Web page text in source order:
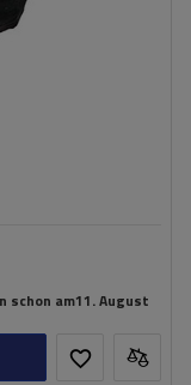
schon am11. August